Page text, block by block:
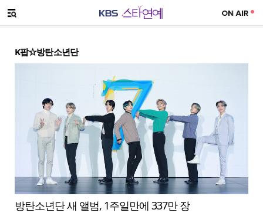
메뉴 열기
K팝☆방탄소년단
방탄소년단 새 앨범, 1주일만에 337만 장